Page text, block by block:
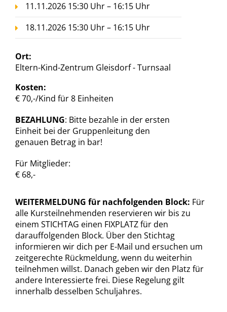
11.11.2026 15:30 Uhr – 16:15 Uhr
18.11.2026 15:30 Uhr – 16:15 Uhr
Ort:
Eltern-Kind-Zentrum Gleisdorf - Turnsaal
Kosten:
€ 70,-/Kind für 8 Einheiten
BEZAHLUNG: Bitte bezahle in der ersten
Einheit bei der Gruppenleitung den
genauen Betrag in bar!
Für Mitglieder:
€ 68,-
WEITERMELDUNG für nachfolgenden Block: Für
alle Kursteilnehmenden reservieren wir bis zu
einem STICHTAG einen FIXPLATZ für den
darauffolgenden Block. Über den Stichtag
informieren wir dich per E-Mail und ersuchen um
zeitgerechte Rückmeldung, wenn du weiterhin
teilnehmen willst. Danach geben wir den Platz für
andere Interessierte frei. Diese Regelung gilt
innerhalb desselben Schuljahres.